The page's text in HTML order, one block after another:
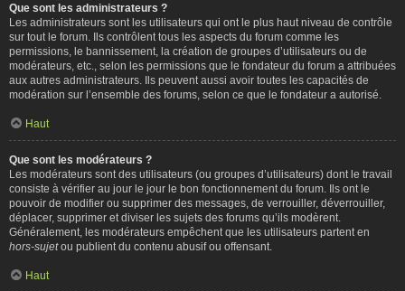
Que sont les administrateurs ?
Les administrateurs sont les utilisateurs qui ont le plus haut niveau de contrôle
sur tout le forum. Ils contrôlent tous les aspects du forum comme les
permissions, le bannissement, la création de groupes d’utilisateurs ou de
modérateurs, etc., selon les permissions que le fondateur du forum a attribuées
aux autres administrateurs. Ils peuvent aussi avoir toutes les capacités de
modération sur l’ensemble des forums, selon ce que le fondateur a autorisé.
Haut
Que sont les modérateurs ?
Les modérateurs sont des utilisateurs (ou groupes d’utilisateurs) dont le travail
consiste à vérifier au jour le jour le bon fonctionnement du forum. Ils ont le
pouvoir de modifier ou supprimer des messages, de verrouiller, déverrouiller,
déplacer, supprimer et diviser les sujets des forums qu’ils modèrent.
Généralement, les modérateurs empêchent que les utilisateurs partent en
hors-sujetou publient du contenu abusif ou offensant.
Haut